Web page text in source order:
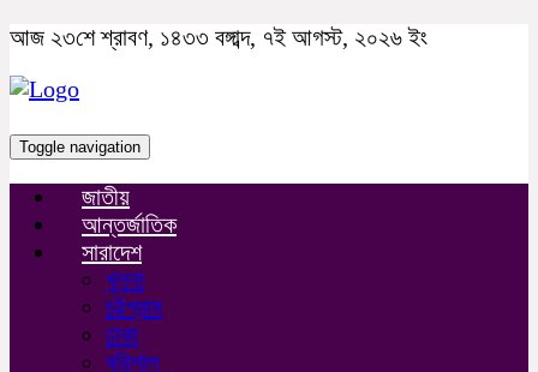
আজ ২৩শে শ্রাবণ, ১৪৩৩ বঙ্গাব্দ, ৭ই আগস্ট, ২০২৬ ইং
Toggle navigation
জাতীয়
আন্তর্জাতিক
সারাদেশ
খুলনা
চট্টগ্রাম
ঢাকা
বরিশাল